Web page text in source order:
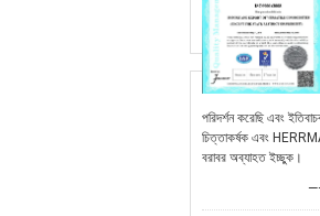
পরিদর্শন করেছি এবং
চিত্তাকর্ষক এবং
বরাবর অব্যাহত ইচ্ছুক।